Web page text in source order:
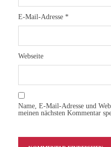
E-Mail-Adresse *
Webseite
Name, E-Mail-Adresse und
meinen nächsten Kommentar